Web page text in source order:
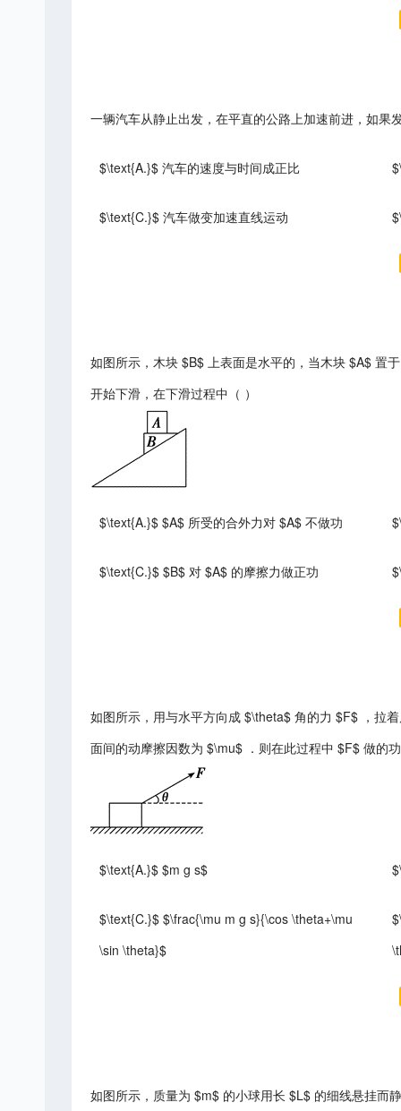
一辆汽车从静止出发，在平直的公路上加速前进，如
$\text{A.}$ 汽车的速度与时间成正比
$\text{C.}$ 汽车做变加速直线运动
如图所示，木块 $B$ 上表面是水平的，当木块 $A$ 置
开始下滑，在下滑过程中（ ）
$\text{A.}$ $A$ 所受的合外力对 $A$ 不做功
$\text{C.}$ $B$ 对 $A$ 的摩擦力做正功
如图所示，用与水平方向成 $\theta$ 角的力 $F$ ，拉
面间的动摩擦因数为 $\mu$ ．则在此过程中 $F$ 做的
$\text{A.}$ $m g s$
$\text{C.}$ $\frac{\mu m g s}{\cos \theta+\mu
\sin \theta}$
如图所示，质量为 $m$ 的小球用长 $L$ 的细线悬挂而